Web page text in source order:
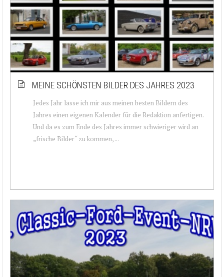
MEINE SCHÖNSTEN BILDER DES JAHRES 2023
Jedes Jahr lasse ich mir aus meinen besten Bildern des
Jahres einen eigenen Kalender für die Redaktion anfertigen.
Und da es zum Ende des Jahres immer schwieriger wird an
„frische Bilder“ zu kommen, ...